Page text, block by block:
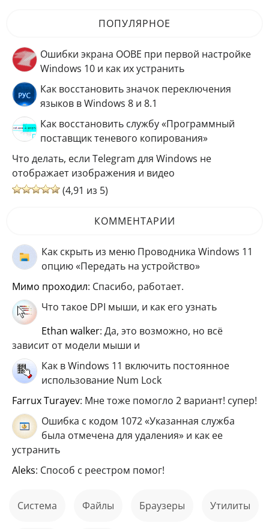
ПОПУЛЯРНОЕ
Ошибки экрана OOBE при первой настройке
Windows 10 и как их устранить
Как восстановить значок переключения
языков в Windows 8 и 8.1
Как восстановить службу «Программный
поставщик теневого копирования»
Что делать, если Telegram для Windows не
отображает изображения и видео
(4,91 из 5)
КОММЕНТАРИИ
Как скрыть из меню Проводника Windows 11
опцию «Передать на устройство»
мимо проходил: Спасибо, работает.
Что такое DPI мыши, и как его узнать
ethan walker: Да, это возможно, но всё
зависит от модели мыши и
Как в Windows 11 включить постоянное
использование Num Lock
Farrux Turayev: Мне тоже помогло 2 вариант! супер!
Ошибка с кодом 1072 «Указанная служба
была отмечена для удаления» и как ее
устранить
aleks: Способ с реестром помог!
Система файлы Браузеры Утилиты